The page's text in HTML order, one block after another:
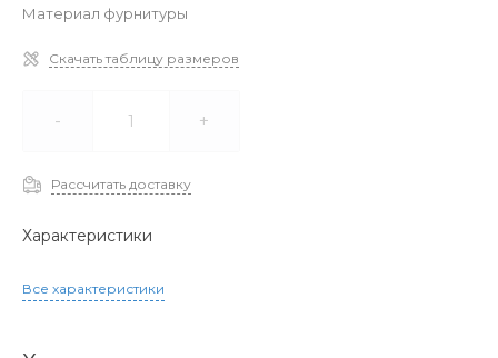
Материал фурнитуры
Скачать таблицу размеров
- +
Рассчитать доставку
Характеристики
Все характеристики